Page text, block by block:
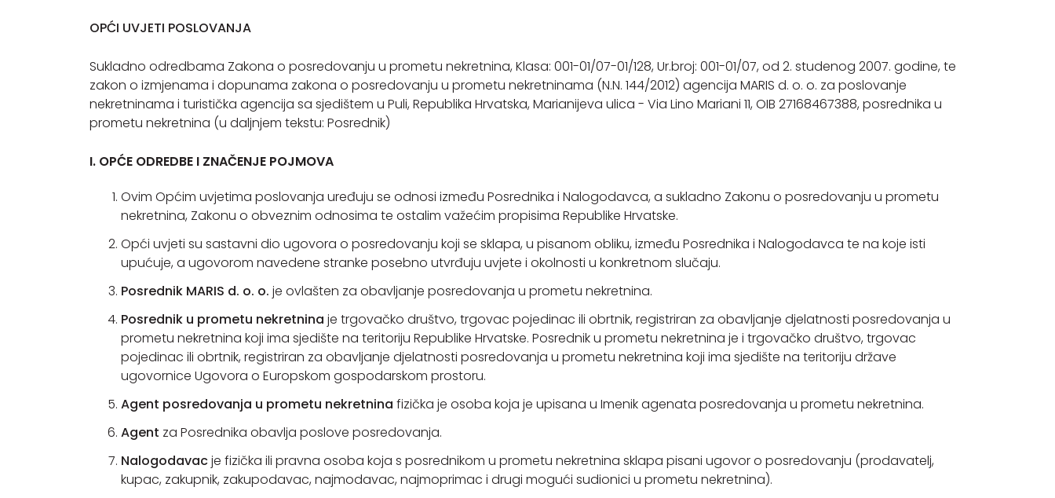
OPĆI UVJETI POSLOVANJA
Sukladno odredbama Zakona o posredovanju u prometu nekretnina, Klasa: 001-01/07-01/128, Ur.broj: 001-01/07, od 2. studenog 2007. godine, te
zakon o izmjenama i dopunama zakona o posredovanju u prometu nekretninama (N.N. 144/2012) agencija MARIS d. o. o. za poslovanje
nekretninama i turistička agencija sa sjedištem u Puli, Republika Hrvatska, Marianijeva ulica - Via Lino Mariani 11, OIB 27168467388, posrednika u
prometu nekretnina (u daljnjem tekstu: Posrednik)
I. OPĆE ODREDBE I ZNAČENJE POJMOVA
Ovim Općim uvjetima poslovanja uređuju se odnosi između Posrednika i Nalogodavca, a sukladno Zakonu o posredovanju u prometu
nekretnina, Zakonu o obveznim odnosima te ostalim važećim propisima Republike Hrvatske.
Opći uvjeti su sastavni dio ugovora o posredovanju koji se sklapa, u pisanom obliku, između Posrednika i Nalogodavca te na koje isti
upućuje, a ugovorom navedene stranke posebno utvrđuju uvjete i okolnosti u konkretnom slučaju.
Posrednik MARIS d. o. o. je ovlašten za obavljanje posredovanja u prometu nekretnina.
Posrednik u prometu nekretnina je trgovačko društvo, trgovac pojedinac ili obrtnik, registriran za obavljanje djelatnosti posredovanja u
prometu nekretnina koji ima sjedište na teritoriju Republike Hrvatske. Posrednik u prometu nekretnina je i trgovačko društvo, trgovac
pojedinac ili obrtnik, registriran za obavljanje djelatnosti posredovanja u prometu nekretnina koji ima sjedište na teritoriju države
ugovornice Ugovora o Europskom gospodarskom prostoru.
Agent posredovanja u prometu nekretnina fizička je osoba koja je upisana u Imenik agenata posredovanja u prometu nekretnina.
Agent za Posrednika obavlja poslove posredovanja.
Nalogodavacje fizička ili pravna osoba koja s posrednikom u prometu nekretnina sklapa pisani ugovor o posredovanju (prodavatelj,
kupac, zakupnik, zakupodavac, najmodavac, najmoprimac i drugi mogući sudionici u prometu nekretnina).